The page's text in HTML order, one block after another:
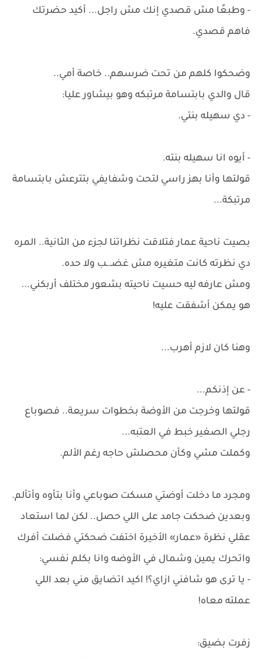
- وطبعًا مش قصدي إنك مش راجل... أكيد حضرتك
فاهم قصدي.
وضحكوا كلهم من تحت ضرسهم.. خاصة أمي..
قال والدي بابتسامة مرتبكه وهو بيشاور عليا:
- دي سهيله بنتي.
- أيوه انا سهيله بنته.
قولتها وأنا بهز راسي لتحت وشفايفي بتترعش بابتسامة
مرتبكة...
بصيت ناحية عمار فتلاقت نظراتنا لجزء من الثانية.. المره
دي نظرته كانت متغيره مش غضـ.ـب ولا حده.
ومش عارفه ليه حسيت ناحيته بشعور مختلف أربكني...
هو يمكن أشفقت عليه!
وهنا كان لازم أهرب...
- عن إذنكم...
قولتها وخرجت من الأوضة بخطوات سريعة.. فصوباع
رجلي الصغير خبط في العتبه...
وكملت مشي وكأن محصلش حاجه رغم الألم.
ومجرد ما دخلت أوضتي مسكت صوباعي وأنا بتأوه وأتألم.
وبعدين ضحكت جامد على اللي حصل.. لكن لما استعاد
عقلي نظرة «عمار» الأخيرة اختفت ضحكتي فضلت أفرك
واتحرك يمين وشمال في الأوضه وانا بكلم نفسي:
- يا ترى هو شافني ازاي؟! اكيد اتضايق مني بعد اللي
عملته معاه!
زفرت بضيق: